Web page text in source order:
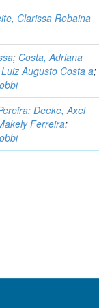
Clarissa Robaina
; Costa, Adriana
Augusto Costa a;
;Deeke, Axel
Ferreira;